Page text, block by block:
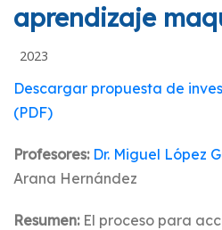
aprendizaje
2023
Descargar propuesta de
(PDF)
Profesores: Dr. Miguel López
Arana Hernández
Resumen:El proceso para